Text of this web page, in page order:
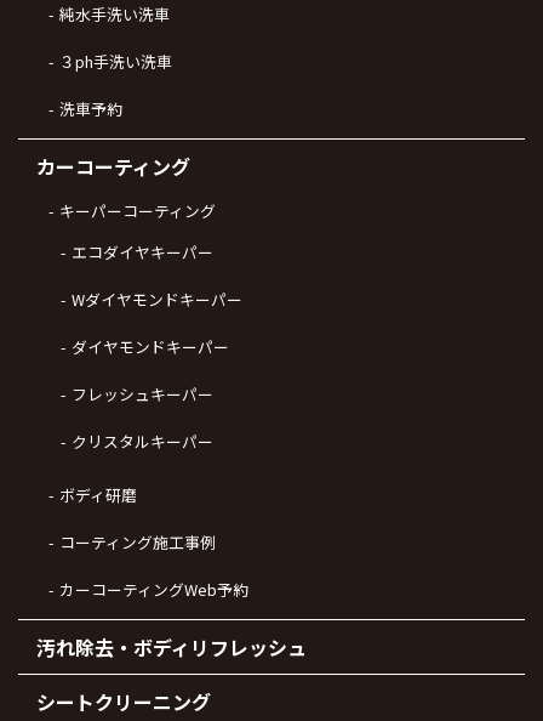
純水手洗い洗車
３ph手洗い洗車
洗車予約
カーコーティング
キーパーコーティング
エコダイヤキーパー
Wダイヤモンドキーパー
ダイヤモンドキーパー
フレッシュキーパー
クリスタルキーパー
ボディ研磨
コーティング施工事例
カーコーティングWeb予約
汚れ除去・ボディリフレッシュ
シートクリーニング